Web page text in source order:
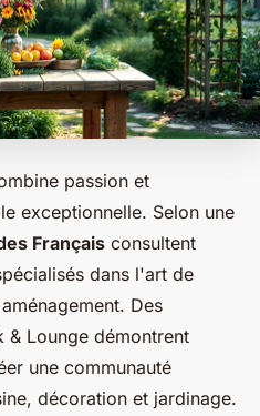
passion et
exceptionnelle. Selon une
Français consultent
dans l'art de
Des
Lounge démontrent
une communauté
décoration et jardinage.